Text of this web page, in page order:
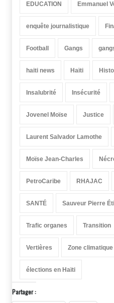
EDUCATION Emmanuel
enquête journalistique
Football Gangs
haiti news Haïti
Insalubrité Insécurité
Jovenel Moïse Justice
Laurent Salvador Lamothe
Moïse Jean-Charles
PetroCaribe RHAJAC
SANTÉ Sauveur Pierre
Trafic organes Transition
Vertières Zone
élections en Haïti
Partager :